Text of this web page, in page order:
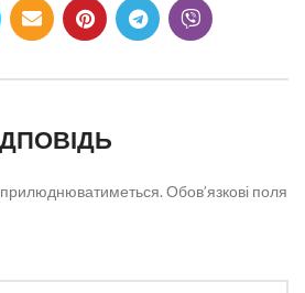
Обов’язкові поля